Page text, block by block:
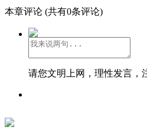
本章评论 (共有0条评论)
请您文明上网，理性发言，